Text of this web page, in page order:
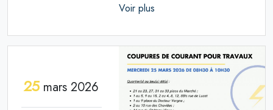
Voir plus
25 mars 2026